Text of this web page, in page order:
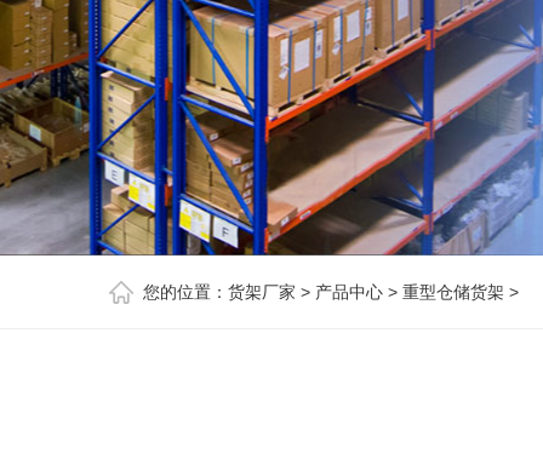
您的位置： 货架厂家 > 产品中心 > 重型仓储货架 >